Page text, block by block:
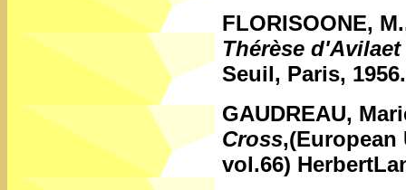
FLORISOONE,
Thérèse
Seuil, Paris, 1956.
GAUDREAU,
Cross,(European
vol.66)